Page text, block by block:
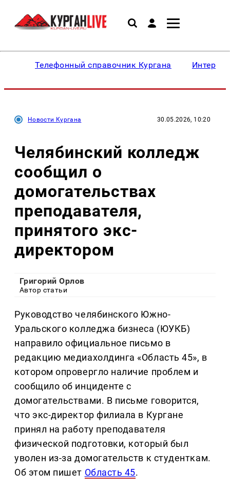
Телефонный справочник Кургана
Новости Кургана 30.05.2026, 10:20
Челябинский колледж
сообщил о
домогательствах
преподавателя,
принятого экс-
директором
Григорий Орлов
Автор статьи
Руководство челябинского Южно-
Уральского колледжа бизнеса (ЮУКБ)
направило официальное письмо в
редакцию медиахолдинга «Область 45», в
котором опровергло наличие проблем и
сообщило об инциденте с
домогательствами. В письме говорится,
что экс-директор филиала в Кургане
принял на работу преподавателя
физической подготовки, который был
уволен из-за домогательств к студенткам.
Об этом пишет Область 45.